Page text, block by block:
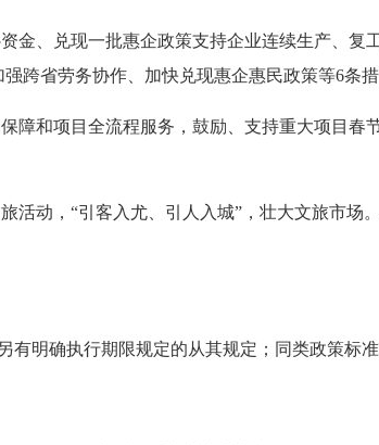
、兑现一批惠企政策支持企业连续生产、复
跨省劳务协作、加快兑现惠企惠民政策等6条措
和项目全流程服务，鼓励、支持重大项目春
动，“引客入尤、引人入城”，壮大文旅市场
明确执行期限规定的从其规定；同类政策标准